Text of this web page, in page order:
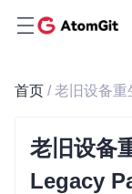
首页
老旧设备
Legacy